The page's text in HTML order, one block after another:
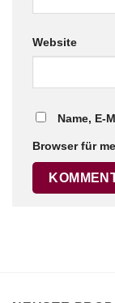
Website
Name, E-
Browser für